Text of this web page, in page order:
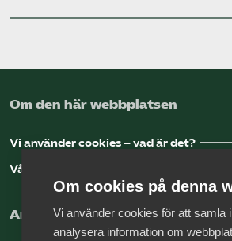
Om den här webbplatsen
Vi använder cookies – vad är det?
Vår dataskyddspolicy
Arbeta hos Vårdföretagarna?
Om cookies på denna
Vi använder cookies för att samla
analysera information om